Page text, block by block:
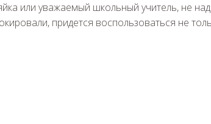
или уважаемый школьный учитель, не
придется воспользоваться не